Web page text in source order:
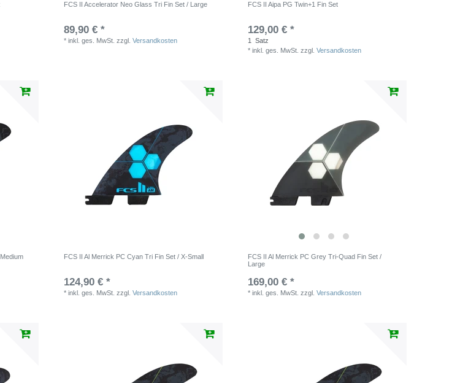
FCS II Accelerator Neo Glass Tri Fin Set / Large
89,90 € *
*inkl. ges. MwSt. zzgl.Versandkosten
FCS II Aipa PG Twin+1 Fin Set
129,00 € *
1
Satz
*inkl. ges. MwSt. zzgl.Versandkosten
FCS II Al Merrick PC Cyan Tri Fin Set / X-Small
124,90 € *
*inkl. ges. MwSt. zzgl.Versandkosten
FCS II Al Merrick PC Grey Tri-Quad Fin Set /
Large
169,00 € *
*inkl. ges. MwSt. zzgl.Versandkosten